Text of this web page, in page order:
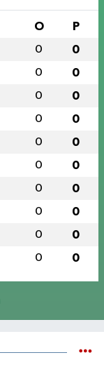
O P
0 0
0 0
0 0
0 0
0 0
0 0
0 0
0 0
0 0
0 0